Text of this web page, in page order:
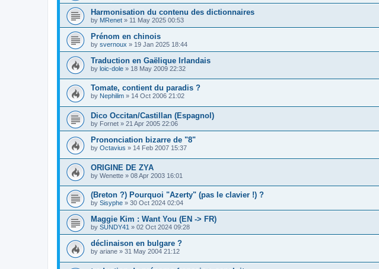
Harmonisation du contenu des dictionnaires
by MRenet » 11 May 2025 00:53
Prénom en chinois
by svernoux » 19 Jan 2025 18:44
Traduction en Gaëlique Irlandais
by loic-dole » 18 May 2009 22:32
Tomate, contient du paradis ?
by Nephilim » 14 Oct 2006 21:02
Dico Occitan/Castillan (Espagnol)
by Fornet » 21 Apr 2005 22:06
Prononciation bizarre de "8"
by Octavius » 14 Feb 2007 15:37
ORIGINE DE ZYA
by Wenette » 08 Apr 2003 16:01
(Breton ?) Pourquoi "Azerty" (pas le clavier !) ?
by Sisyphe » 30 Oct 2024 02:04
Maggie Kim : Want You (EN -> FR)
by SUNDY41 » 02 Oct 2024 09:28
déclinaison en bulgare ?
by ariane » 31 May 2004 21:12